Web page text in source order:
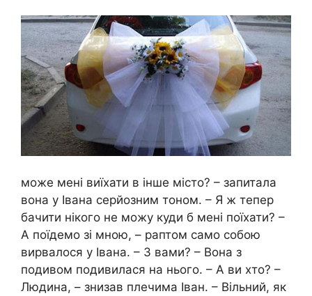
може мені виїхати в інше місто? – запитала
вона у Івана серйозним тоном. – Я ж тепер
бачити нікого не можу куди б мені поїхати? –
А поїдемо зі мною, – раптом само собою
вирвалося у Івана. – З вами? – Вона з
подивом подивилася на нього. – А ви хто? –
Людина, – знизав плечима Іван. – Вільний, як